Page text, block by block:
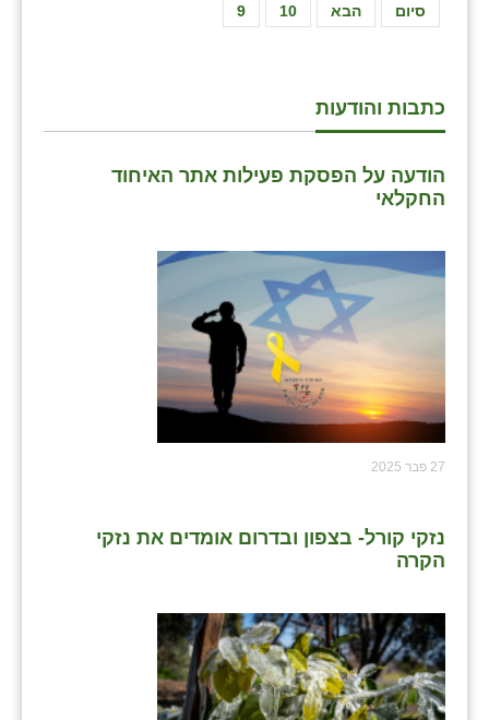
9
10 הבא סיום
כתבות והודעות
הודעה על הפסקת פעילות אתר האיחוד
החקלאי
27 פבר 2025
נזקי קורל- בצפון ובדרום אומדים את נזקי
הקרה